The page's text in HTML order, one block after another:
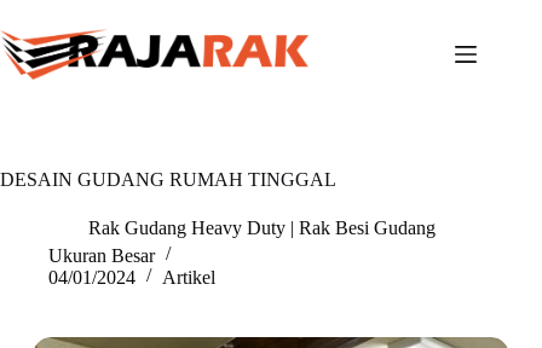
to
content
DESAIN GUDANG RUMAH TINGGAL
Rak Gudang Heavy Duty | Rak Besi Gudang
Ukuran Besar
04/01/2024
Artikel